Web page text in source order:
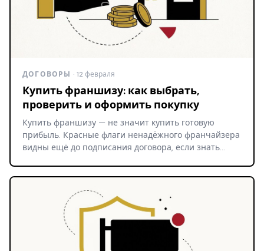
ДОГОВОРЫ · 12 февраля
Купить франшизу: как выбрать,
проверить и оформить покупку
Купить франшизу — не значит купить готовую
прибыль. Красные флаги ненадёжного франчайзера
видны ещё до подписания договора, если знать…